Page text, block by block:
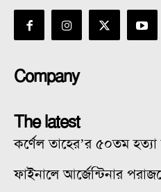
Company
The latest
কর্ণেল তাহের’র ৫০তম
ফাইনালে আর্জেন্টিনার